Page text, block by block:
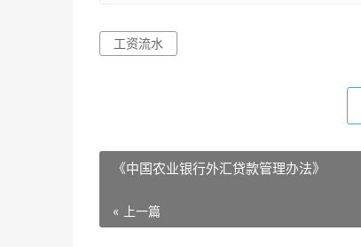
工资流水
《中国农业银行外汇贷款管理办法》
« 上一篇